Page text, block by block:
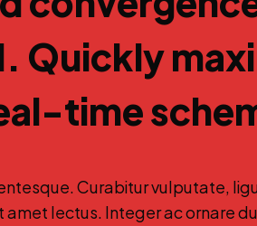
Quickly
time
Curabitur vulputate,
amet lectus. Integer ac ornare